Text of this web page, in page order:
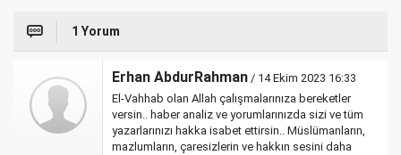
1 Yorum
Erhan AbdurRahman / 14 Ekim 2023 16:33
El-Vahhab olan Allah çalışmalarınıza bereketler
versin.. haber analiz ve yorumlarınızda sizi ve tüm
yazarlarınızı hakka isabet ettirsin.. Müslümanların,
mazlumların, çaresizlerin ve hakkın sesini daha